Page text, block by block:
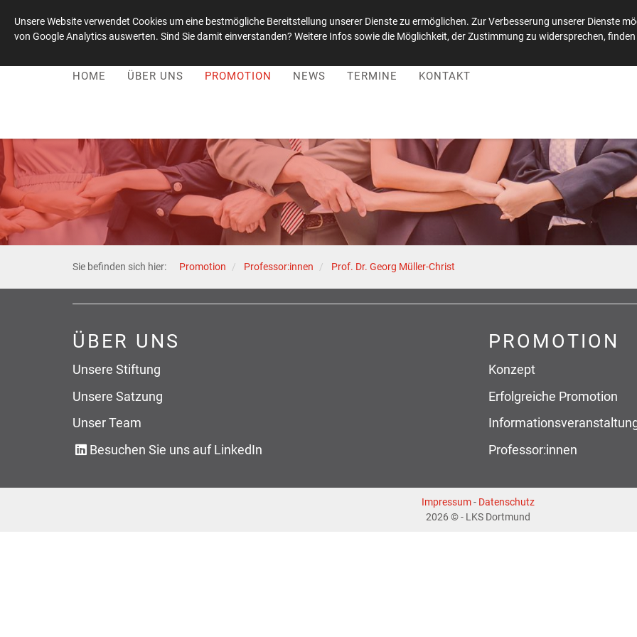
Leadership-Kultur-Stiftung| +49 1515 / 0059021 | Besuchen Sie uns auf LinkedIn
HOME ÜBER UNS PROMOTION NEWS TERMINE KONTAKT
Sie befinden sich hier: Promotion Professor:innen Prof. Dr. Georg Müller-Christ
ÜBER UNS
Unsere Stiftung
Unsere Satzung
Unser Team
Besuchen Sie uns auf LinkedIn
PROMOTION
Konzept
Erfolgreiche Promotion
Professor:innen
Impressum- Datenschutz
2026 © - LKS Dortmund
Unsere Website verwendet Cookies um eine bestmögliche Bereitstellung unserer Dienste zu ermöglichen. Zur Verbesserung unserer Dienste
von Google Analytics auswerten. Sind Sie damit einverstanden? Weitere Infos sowie die Möglichkeit, der Zustimmung zu widersprechen,